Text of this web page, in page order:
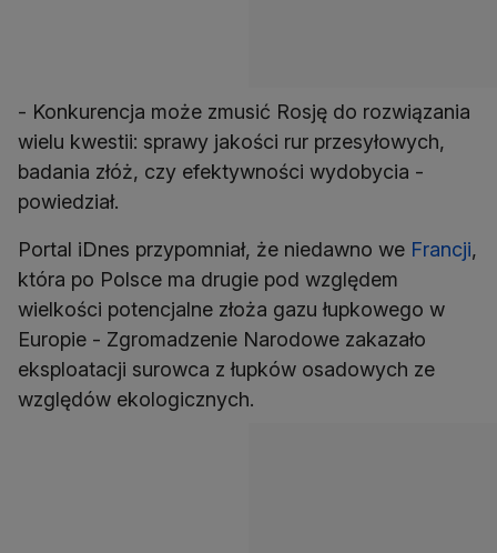
- Konkurencja może zmusić Rosję do rozwiązania
wielu kwestii: sprawy jakości rur przesyłowych,
badania złóż, czy efektywności wydobycia -
powiedział.
Portal iDnes przypomniał, że niedawno we Francji,
która po Polsce ma drugie pod względem
wielkości potencjalne złoża gazu łupkowego w
Europie - Zgromadzenie Narodowe zakazało
eksploatacji surowca z łupków osadowych ze
względów ekologicznych.